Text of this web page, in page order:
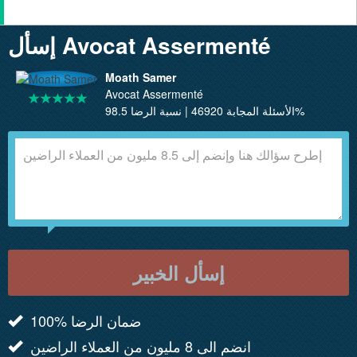
إسأل Avocat Assermenté
Moath Samer
Avocat Assermenté
الأسئلة المجابة 46920 | نسبة الرضا 98.5%
إسأل الخبير
100% ضمان الرضا
انضم الى 8 مليون من العملاء الراضين